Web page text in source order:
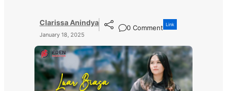
Clarissa Anindya
January 18, 2025
0 Comment Link